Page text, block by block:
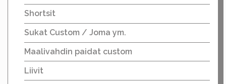
Shortsit
Sukat Custom / Joma ym.
Maalivahdin paidat custom
Liivit